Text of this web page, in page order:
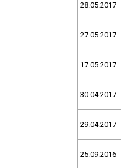
28.05.2017
27.05.2017
17.05.2017
30.04.2017
29.04.2017
25.09.2016